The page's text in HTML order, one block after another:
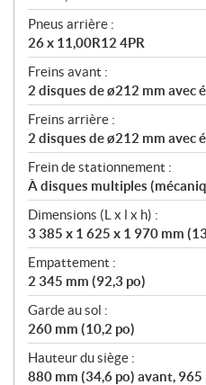
Pneus arrière :
26 x 11,00R12 4PR
Freins avant :
2 disques de ø212 mm avec
Freins arrière :
2 disques de ø212 mm avec
Frein de stationnement :
À disques multiples
Dimensions (L x l x h) :
3 385 x 1 625 x 1 970 mm
Empattement :
2 345 mm (92,3 po)
Garde au sol :
260 mm (10,2 po)
Hauteur du siège :
880 mm (34,6 po) avant,